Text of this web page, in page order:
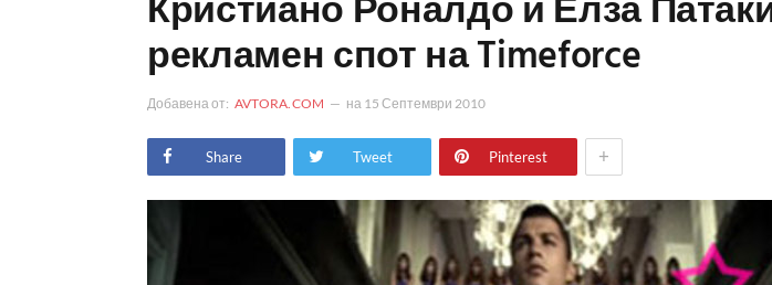
Кристиано Роналдо и Елза
рекламен спот на Timeforce
Добавена от: AVTORA.COM на 15 Септември 2010
Share Tweet Pinterest +